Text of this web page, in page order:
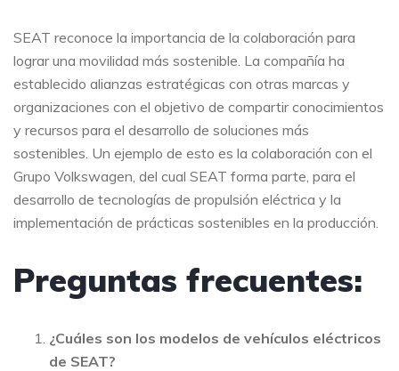
SEAT reconoce la importancia de la colaboración para
lograr una movilidad más sostenible. La compañía ha
establecido alianzas estratégicas con otras marcas y
organizaciones con el objetivo de compartir conocimientos
y recursos para el desarrollo de soluciones más
sostenibles. Un ejemplo de esto es la colaboración con el
Grupo Volkswagen, del cual SEAT forma parte, para el
desarrollo de tecnologías de propulsión eléctrica y la
implementación de prácticas sostenibles en la producción.
Preguntas frecuentes:
¿Cuáles son los modelos de vehículos eléctricos
de SEAT?